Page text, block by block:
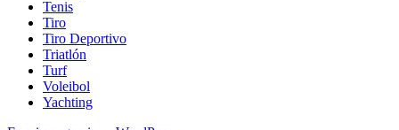
Tenis
Tiro
Tiro Deportivo
Triatlón
Turf
Voleibol
Yachting